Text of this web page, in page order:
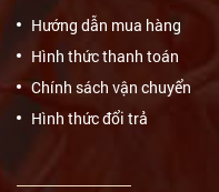
Hướng dẫn mua hàng
Hình thức thanh toán
Chính sách vận chuyển
Hình thức đổi trả